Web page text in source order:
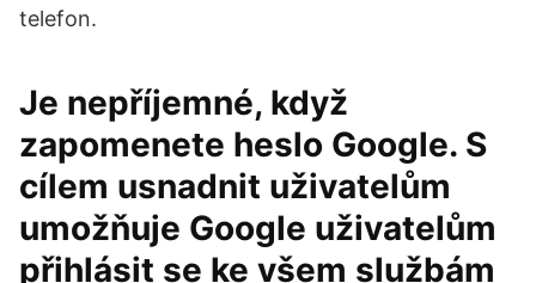
telefon.
Je nepříjemné, když
zapomenete heslo Google. S
cílem usnadnit uživatelům
umožňuje Google uživatelům
přihlásit se ke všem službám